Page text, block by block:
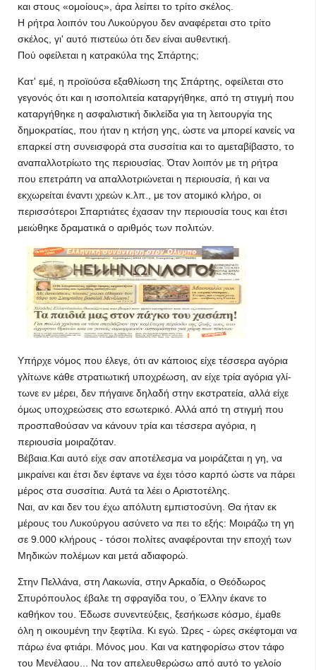
και στους «ομοίους», άρα λείπει το τρίτο σκέλος.
Η ρήτρα λοιπόν του Λυκούργου δεν αναφέρεται στο τρίτο
σκέλος, γι' αυτό πιστεύω ότι δεν είναι αυθεντική.
Πού οφείλεται η κατρακύλα της Σπάρτης;
Κατ' εμέ, η προϊούσα εξαθλίω­ση της Σπάρτης, οφείλεται στο
γεγονός ότι και η ισοπολιτεία καταργήθηκε, από τη στιγμή που
καταργήθηκε η ασφαλιστική δι­κλείδα για τη λειτουργία της
δημοκρατίας, που ήταν η κτήση γης, ώστε να μπορεί κανείς να
επαρκεί στη συνεισφορά στα συσσίτια και το αμεταβίβαστο, το
αναπαλλοτρίωτο της περι­ουσίας. Όταν λοιπόν με τη ρή­τρα
που επετράπη να απαλλο­τριώνεται η περιουσία, ή και να
εκχωρείται έναντι χρεών κ.λπ., με τον ατομικό κλήρο, οι
περισσό­τεροι Σπαρτιάτες έχασαν την περιουσία τους και έτσι
μειώθη­κε δραματικά ο αριθμός των πο­λιτών.
Υπήρχε νόμος που έλεγε, ότι αν κάποιος είχε τέσσερα αγόρια
γλίτωνε κάθε στρατιωτική υποχρέωση, αν είχε τρία αγόρια γλί­
τωνε εν μέρει, δεν πήγαινε δη­λαδή στην εκστρατεία, αλλά είχε
όμως υποχρεώσεις στο εσωτερι­κό. Αλλά από τη στιγμή που
προσπαθούσαν να κάνουν τρία και τέσσερα αγόρια, η
περιουσία μοιραζόταν.
Βέβαια.Και αυτό είχε σαν αποτέλεσμα να μοιράζεται η γη, να
μικραίνει και έτσι δεν έφτανε να έχει τόσο καρπό ώστε να πάρει
μέρος στα συσσίτια. Αυτά τα λέει ο Αρι­στοτέλης.
Ναι, αν και δεν του έχω από­λυτη εμπιστοσύνη. Θα ήταν εκ
μέρους του Λυκούργου ασύνετο να πει το εξής: Μοιράζω τη γη
σε 9.000 κλήρους - τόσοι πολίτες αναφέρονται την εποχή των
Μηδικών πολέμων και μετά αδιαφορώ.
Στην Πελλάνα, στη Λακωνία, στην Αρκαδία, ο Θεόδωρος
Σπυρόπουλος έβαλε τη σφραγίδα του, ο Έλλην έκανε το
καθήκον του. Έδωσε συνεντεύξεις, ξεσή­κωσε κόσμο, έμαθε
όλη η οικουμένη την ξεφτίλα. Κι εγώ. Ώρες - ώρες σκέφτομαι να
πάρω ένα φτιάρι. Μόνος μου. Και να κατηφορίσω στον τάφο
του Μενέλαου... Να τον απελευθε­ρώσω από αυτό το γελοίο